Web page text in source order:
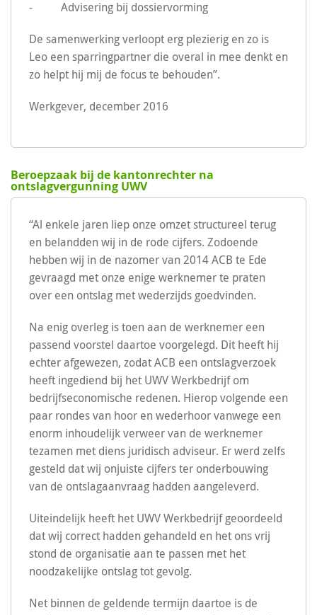
- Advisering bij dossiervorming
De samenwerking verloopt erg plezierig en zo is
Leo een sparringpartner die overal in mee denkt en
zo helpt hij mij de focus te behouden”.
Werkgever, december 2016
Beroepzaak bij de kantonrechter na
ontslagvergunning UWV
“Al enkele jaren liep onze omzet structureel terug
en belandden wij in de rode cijfers. Zodoende
hebben wij in de nazomer van 2014 ACB te Ede
gevraagd met onze enige werknemer te praten
over een ontslag met wederzijds goedvinden.
Na enig overleg is toen aan de werknemer een
passend voorstel daartoe voorgelegd. Dit heeft hij
echter afgewezen, zodat ACB een ontslagverzoek
heeft ingediend bij het UWV Werkbedrijf om
bedrijfseconomische redenen. Hierop volgende een
paar rondes van hoor en wederhoor vanwege een
enorm inhoudelijk verweer van de werknemer
tezamen met diens juridisch adviseur. Er werd zelfs
gesteld dat wij onjuiste cijfers ter onderbouwing
van de ontslagaanvraag hadden aangeleverd.
Uiteindelijk heeft het UWV Werkbedrijf geoordeeld
dat wij correct hadden gehandeld en het ons vrij
stond de organisatie aan te passen met het
noodzakelijke ontslag tot gevolg.
Net binnen de geldende termijn daartoe is de